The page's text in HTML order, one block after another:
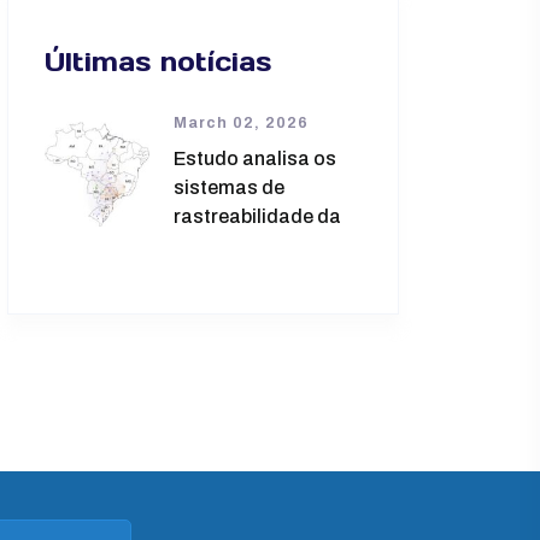
Últimas notícias
March 02, 2026
Estudo analisa os
sistemas de
rastreabilidade da